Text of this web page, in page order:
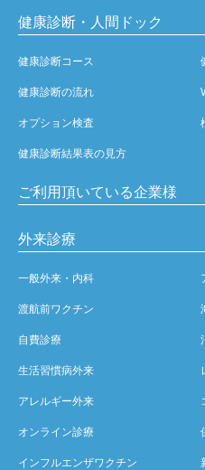
健康診断・人間ドック
健康診断コース
健康診断の流れ
オプション検査
健康診断結果表の見方
ご利用頂いている企業様
外来診療
一般外来・内科
渡航前ワクチン
自費診療
生活習慣病外来
アレルギー外来
オンライン診療
インフルエンザワクチン